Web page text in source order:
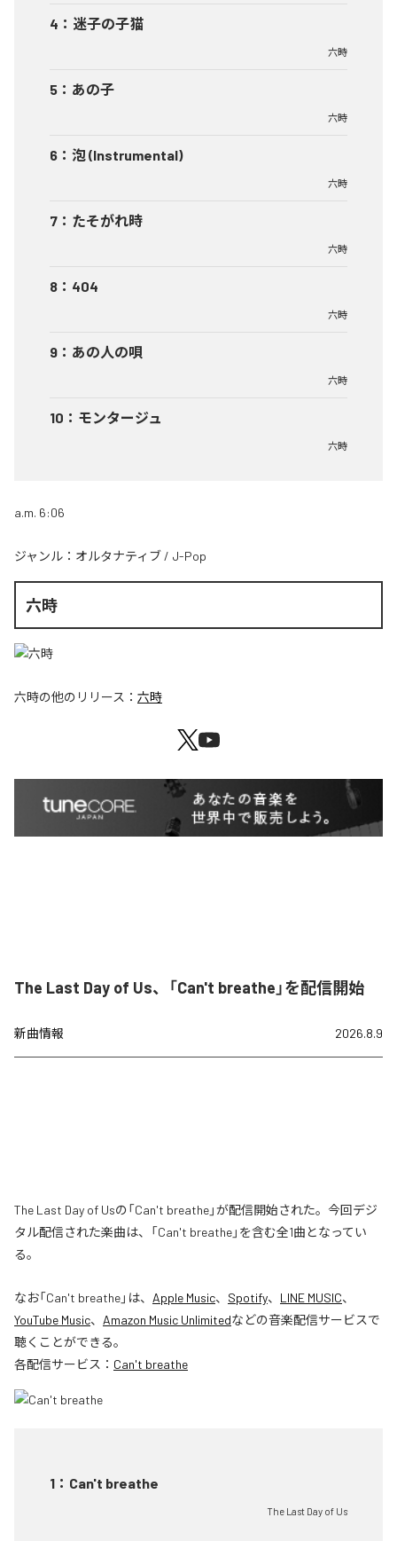
4 ： 迷子の子猫
六時
5 ： あの子
六時
6 ： 泡 (Instrumental)
六時
7 ： たそがれ時
六時
8 ： 404
六時
9 ： あの人の唄
六時
10 ： モンタージュ
六時
a.m. 6:06
ジャンル： オルタナティブ / J-Pop
六時
六時の他のリリース： 六時
The Last Day of Us、「Can't breathe」を配信開始
新曲情報 2026.8.9
The Last Day of Usの「Can't breathe」が配信開始された。今回デジ
タル配信された楽曲は、「Can't breathe」を含む全1曲となってい
る。
なお「Can't breathe」は、 Apple Music、 Spotify、 LINE MUSIC、
YouTube Music、 Amazon Music Unlimitedなどの音楽配信サービスで
聴くことができる。
各配信サービス： Can't breathe
1 ： Can't breathe
The Last Day of Us